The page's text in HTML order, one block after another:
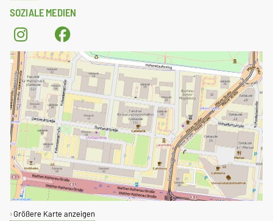
SOZIALE MEDIEN
Größere Karte anzeigen